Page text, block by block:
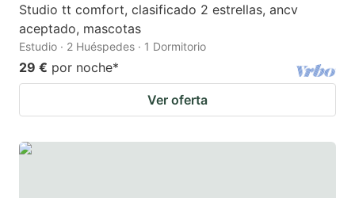
Studio tt comfort, clasificado 2 estrellas, ancv
aceptado, mascotas
Estudio · 2 Huéspedes · 1 Dormitorio
29 € por noche*
Ver oferta